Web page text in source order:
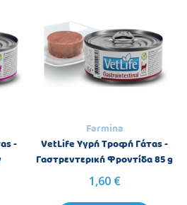
-
Farmina
VetLife Υγρή Τροφή Γάτας -
Γαστρεντερική Φροντίδα 85 g
1,60 €